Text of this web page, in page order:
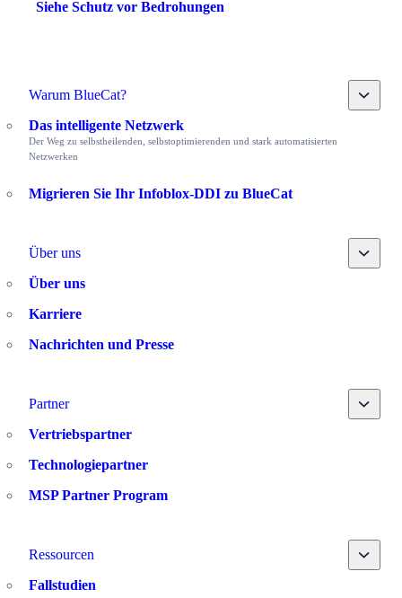
Siehe Schutz vor Bedrohungen
Warum BlueCat? Toggle
Das intelligente Netzwerk
Der Weg zu selbstheilenden, selbstoptimierenden und stark automatisierten
Netzwerken
Migrieren Sie Ihr Infoblox-DDI zu BlueCat
Über uns Toggle
Über uns
Karriere
Nachrichten und Presse
Partner Toggle
Vertriebspartner
Technologiepartner
MSP Partner Program
Ressourcen Toggle
Fallstudien